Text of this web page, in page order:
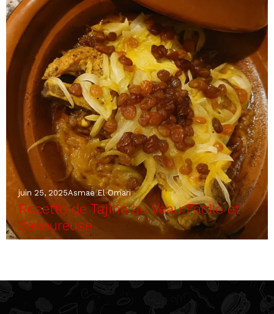
juin 25, 2025Asmae El Omari
Recette de Tajine au Veau Facile et
Savoureuse